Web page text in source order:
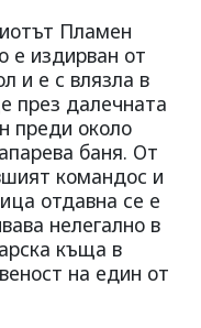
Пламен
е издирван от
и е с влязла в
през далечната
преди около
баня. От
командос и
отдавна се е
нелегално в
къща в
на един от